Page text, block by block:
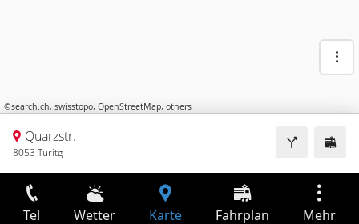
©search.ch, swisstopo, OpenStreetMap, others
Quarzstr.
8053 Turitg
Tel Wetter Karte Fahrplan Mehr